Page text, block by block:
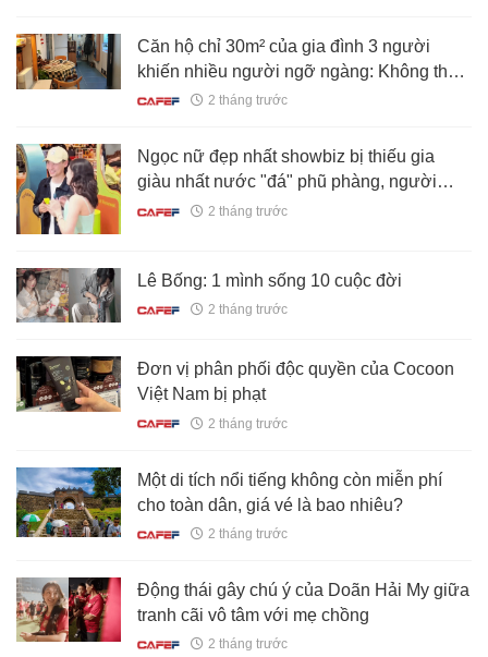
Căn hộ chỉ 30m² của gia đình 3 người
khiến nhiều người ngỡ ngàng: Không thừa
một mét vuông nào, sống gọn mà vẫn đủ
2 tháng trước
Ngọc nữ đẹp nhất showbiz bị thiếu gia
giàu nhất nước "đá" phũ phàng, người
trong cuộc phải lên tiếng gấp
2 tháng trước
Lê Bống: 1 mình sống 10 cuộc đời
2 tháng trước
Đơn vị phân phối độc quyền của Cocoon
Việt Nam bị phạt
2 tháng trước
Một di tích nổi tiếng không còn miễn phí
cho toàn dân, giá vé là bao nhiêu?
2 tháng trước
Động thái gây chú ý của Doãn Hải My giữa
tranh cãi vô tâm với mẹ chồng
2 tháng trước